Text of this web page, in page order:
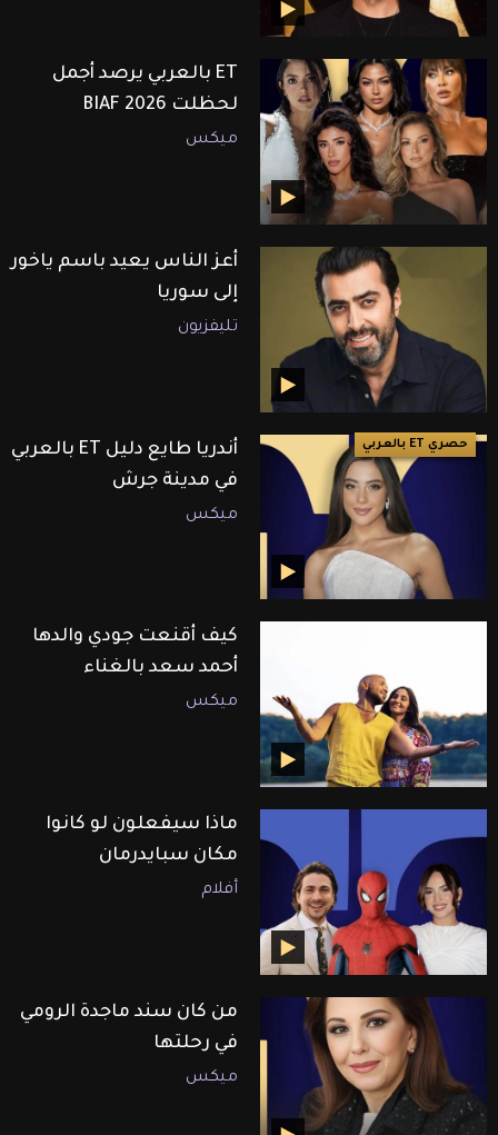
ET بالعربي يرصد أجمل
لحظلت BIAF 2026
ميكس
أعز الناس يعيد باسم ياخور
إلى سوريا
تليفزيون
حصري ET بالعربي
أندريا طايع دليل ET بالعربي
في مدينة جرش
ميكس
كيف أقنعت جودي والدها
أحمد سعد بالغناء
ميكس
ماذا سيفعلون لو كانوا
مكان سبايدرمان
أفلام
من كان سند ماجدة الرومي
في رحلتها
ميكس